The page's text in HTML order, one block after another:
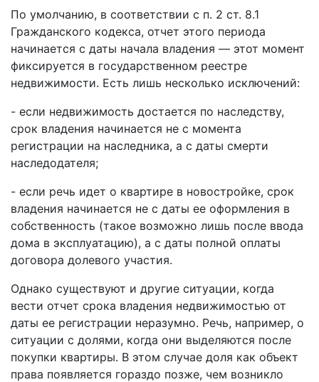
По умолчанию, в соответствии с п. 2 ст. 8.1
Гражданского кодекса, отчет этого периода
начинается с даты начала владения — этот момент
фиксируется в государственном реестре
недвижимости. Есть лишь несколько исключений:
- если недвижимость достается по наследству,
срок владения начинается не с момента
регистрации на наследника, а с даты смерти
наследодателя;
- если речь идет о квартире в новостройке, срок
владения начинается не с даты ее оформления в
собственность (такое возможно лишь после ввода
дома в эксплуатацию), а с даты полной оплаты
договора долевого участия.
Однако существуют и другие ситуации, когда
вести отчет срока владения недвижимостью от
даты ее регистрации неразумно. Речь, например, о
ситуации с долями, когда они выделяются после
покупки квартиры. В этом случае доля как объект
права появляется гораздо позже, чем возникло